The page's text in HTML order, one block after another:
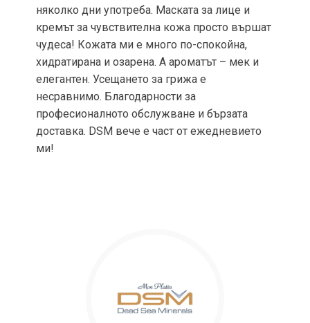
няколко дни употреба. Маската за лице и
кремът за чувствителна кожа просто вършат
чудеса! Кожата ми е много по-спокойна,
хидратирана и озарена. А ароматът – мек и
елегантен. Усещането за грижа е
несравнимо. Благодарности за
професионалното обслужване и бързата
доставка. DSM вече е част от ежедневието
ми!